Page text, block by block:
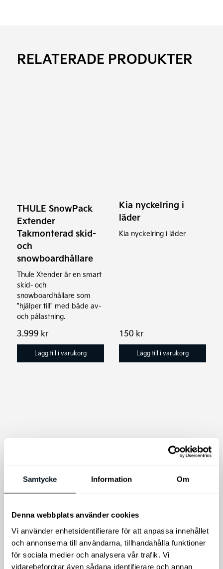
Samtycke Information Om
Denna webbplats använder cookies
Vi använder enhetsidentifierare för att anpassa innehållet
och annonserna till användarna, tillhandahålla funktioner
för sociala medier och analysera vår trafik. Vi
vidarebefordrar även sådana identifierare och annan
RELATERADE PRODUKTER
THULE SnowPack
Extender
Takmonterad skid-
och
snowboardhållare
Thule Xtender är en smart
skid- och
snowboardhållare som
"hjälper till" med både av-
och pålastning.
3.999 kr
Lägg till i varukorg
Kia nyckelring i
läder
Kia nyckelring i läder
150 kr
Lägg till i varukorg
Bagageutrymmeslåd
a hopfällbar
bagageutrymmet.
Kia Niro,
transparent
Skyddar den övre ytan på
din bakre stötfångare från
eventuella repor och skav.